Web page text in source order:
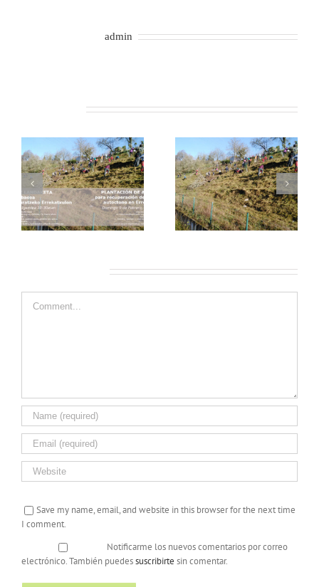
admin
Save my name, email, and website in this browser for the next time
I comment.
Notificarme los nuevos comentarios por correo
electrónico. También puedessuscribirte sin comentar.